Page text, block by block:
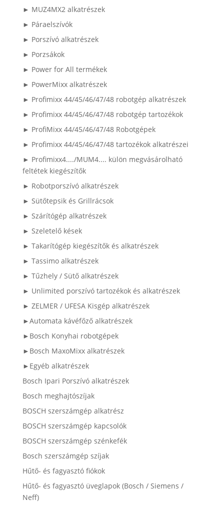
► MUZ4MX2 alkatrészek
► Páraelszívók
► Porszívó alkatrészek
► Porzsákok
► Power for All termékek
► PowerMixx alkatrészek
► Profimixx 44/45/46/47/48 robotgép alkatrészek
► Profimixx 44/45/46/47/48 robotgép tartozékok
► ProfiMixx 44/45/46/47/48 Robotgépek
► Profimixx 44/45/46/47/48 tartozékok alkatrészei
► Profimixx4..../MUM4.... külön megvásárolható
feltétek kiegészítők
► Robotporszívó alkatrészek
► Sütőtepsik és Grillrácsok
► Szárítógép alkatrészek
► Szeletelő kések
► Takarítógép kiegészítők és alkatrészek
► Tassimo alkatrészek
► Tűzhely / Sütő alkatrészek
► Unlimited porszívó tartozékok és alkatrészek
► ZELMER / UFESA Kisgép alkatrészek
►Automata kávéfőző alkatrészek
►Bosch Konyhai robotgépek
►Bosch MaxoMixx alkatrészek
►Egyéb alkatrészek
Bosch Ipari Porszívó alkatrészek
Bosch meghajtószíjak
BOSCH szerszámgép alkatrész
BOSCH szerszámgép kapcsolók
BOSCH szerszámgép szénkefék
Bosch szerszámgép szíjak
Hűtő- és fagyasztó fiókok
Hűtő- és fagyasztó üveglapok (Bosch / Siemens /
Neff)